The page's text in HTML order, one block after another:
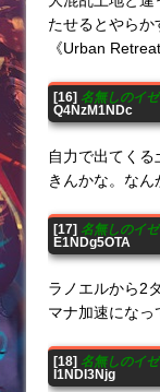
たせるとやら
《Urban Retreat
[16] 名無しのイ
Q4NzM1NDc
自力で出てく
きんかな。なん
[17] 名無しのイ
E1NDg5OTA
ラノエルから2
マナ加速になっ
[18] 名無しのイ
I1NDI3Njg